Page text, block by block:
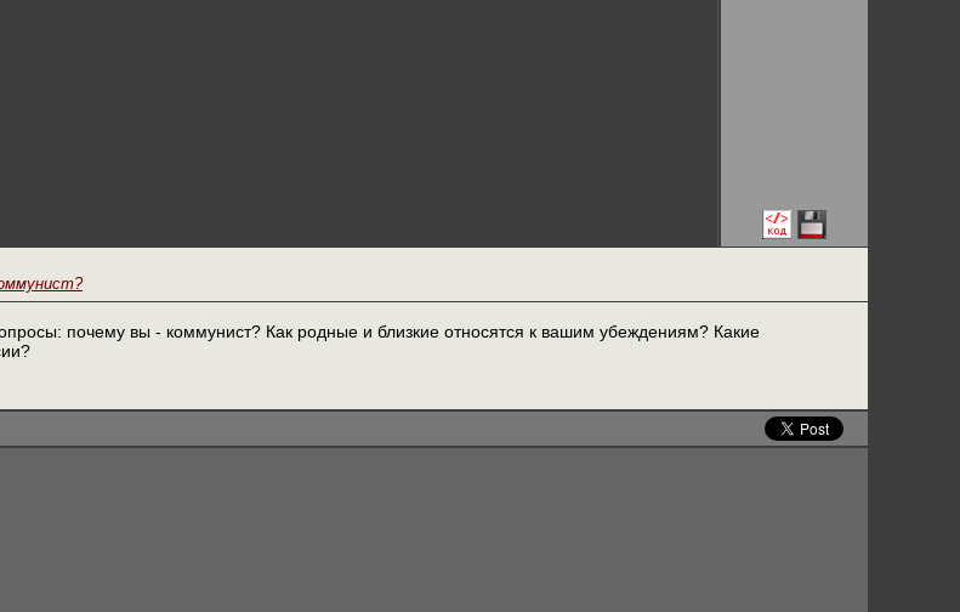
почему вы - коммунист? Как родные и близкие относятся к вашим убеждениям? Какие